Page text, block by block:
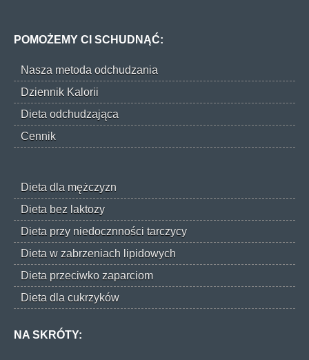
POMOŻEMY CI SCHUDNĄĆ:
Nasza metoda odchudzania
Dziennik Kalorii
Dieta odchudzająca
Cennik
Dieta dla mężczyzn
Dieta bez laktozy
Dieta przy niedocznności tarczycy
Dieta w zabrzeniach lipidowych
Dieta przeciwko zaparciom
Dieta dla cukrzyków
NA SKRÓTY: